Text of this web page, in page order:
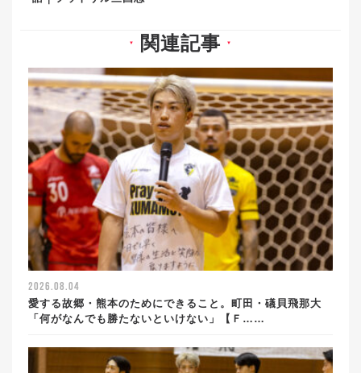
▼ 関連記事 ▼
2026.08.04
愛する故郷・熊本のためにできること。町田・礒貝飛那大
「何がなんでも勝たないといけない」【Ｆ……